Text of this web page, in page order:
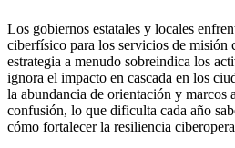
Los gobiernos estatales y locales
ciberfísico para los servicios de misión
estrategia a menudo sobreindica los
ignora el impacto en cascada en los
la abundancia de orientación y marcos
confusión, lo que dificulta cada año
cómo fortalecer la resiliencia